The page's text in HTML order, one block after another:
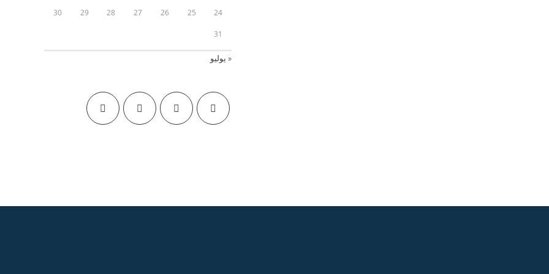
24
25
26
27
28
29
30
31
« يوليو